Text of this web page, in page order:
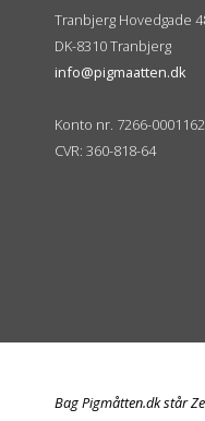
Tranbjerg Hovedgade
DK-8310 Tranbjerg
info@pigmaatten.dk
Konto nr. 7266-
CVR: 360-818-64
Bag Pigmåtten.dk står